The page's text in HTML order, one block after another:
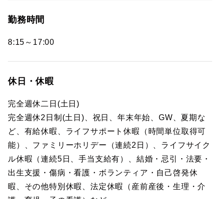
勤務時間
8:15～17:00
休日・休暇
完全週休二日(土日)
完全週休2日制(土日)、祝日、年末年始、GW、夏期な
ど、有給休暇、ライフサポート休暇（時間単位取得可
能）、ファミリーホリデー（連続2日）、ライフサイク
ル休暇（連続5日、手当支給有）、結婚・忌引・法要・
出生支援・傷病・看護・ボランティア・自己啓発休
暇、その他特別休暇、法定休暇（産前産後・生理・介